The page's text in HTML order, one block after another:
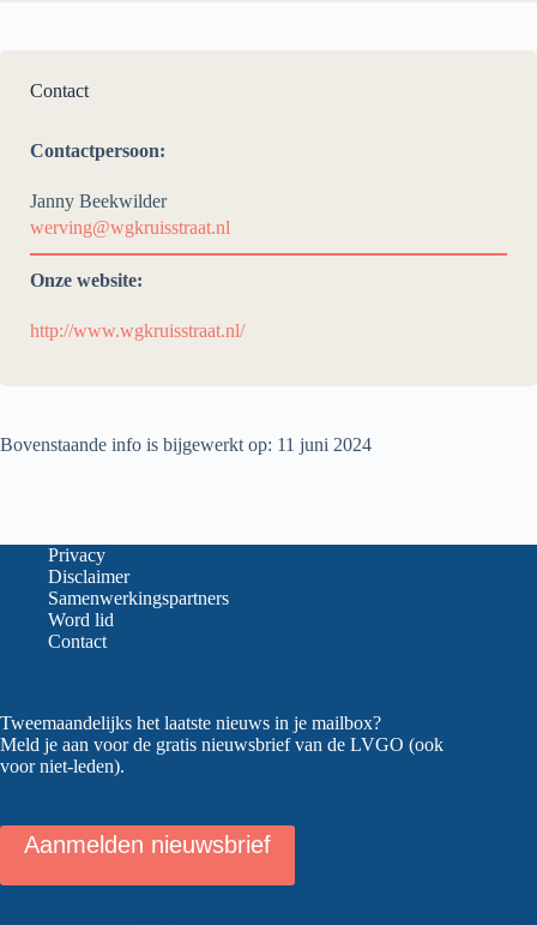
Contact
Contactpersoon:
Janny Beekwilder
werving@wgkruisstraat.nl
Onze website:
http://www.wgkruisstraat.nl/
Bovenstaande info is bijgewerkt op: 11 juni 2024
Privacy
Disclaimer
Samenwerkingspartners
Word lid
Contact
Tweemaandelijks het laatste nieuws in je mailbox?
Meld je aan voor de gratis nieuwsbrief van de LVGO (ook
voor niet-leden).
Aanmelden nieuwsbrief